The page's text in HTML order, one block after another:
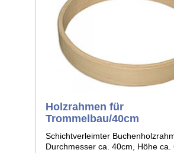
Holzrahmen für
Trommelbau/40cm
Schichtverleimter
Durchmesser ca. 40cm, Höhe ca.